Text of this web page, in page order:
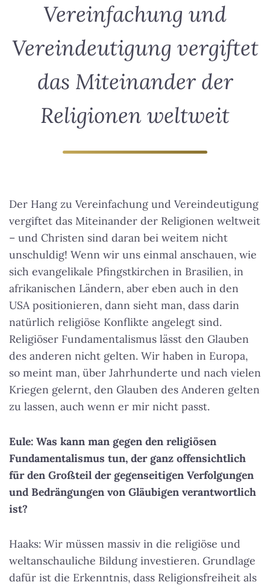
Vereinfachung und
Vereindeutigung vergiftet
das Miteinander der
Religionen weltweit
Der Hang zu Vereinfachung und Vereindeutigung
vergiftet das Miteinander der Religionen weltweit
– und Christen sind daran bei weitem nicht
unschuldig! Wenn wir uns einmal anschauen, wie
sich evangelikale Pfingstkirchen in Brasilien, in
afrikanischen Ländern, aber eben auch in den
USA positionieren, dann sieht man, dass darin
natürlich religiöse Konflikte angelegt sind.
Religiöser Fundamentalismus lässt den Glauben
des anderen nicht gelten. Wir haben in Europa,
so meint man, über Jahrhunderte und nach vielen
Kriegen gelernt, den Glauben des Anderen gelten
zu lassen, auch wenn er mir nicht passt.
Eule: Was kann man gegen den religiösen
Fundamentalismus tun, der ganz offensichtlich
für den Großteil der gegenseitigen Verfolgungen
und Bedrängungen von Gläubigen verantwortlich
ist?
Haaks: Wir müssen massiv in die religiöse und
weltanschauliche Bildung investieren. Grundlage
dafür ist die Erkenntnis, dass Religionsfreiheit als